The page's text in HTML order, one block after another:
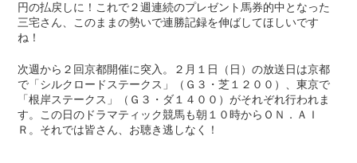
円の払戻しに！これで２週連続のプレゼント馬券的中となった
三宅さん、このままの勢いで連勝記録を伸ばしてほしいです
ね！
次週から２回京都開催に突入。２月１日（日）の放送日は京都
で「シルクロードステークス」（Ｇ３・芝１２００）、東京で
「根岸ステークス」（Ｇ３・ダ１４００）がそれぞれ行われま
す。この日のドラマティック競馬も朝１０時からＯＮ．ＡＩ
Ｒ。それでは皆さん、お聴き逃しなく！